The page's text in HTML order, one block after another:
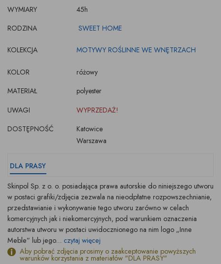
WYMIARY
45h
RODZINA
SWEET HOME
KOLEKCJA MOTYWY ROŚLINNE WE WNĘTRZACH
KOLOR
różowy
MATERIAŁ
polyester
UWAGI
WYPRZEDAŻ!
DOSTĘPNOŚĆ
Katowice
Warszawa
DLA PRASY
Skinpol Sp. z o. o. posiadająca prawa autorskie do niniejszego utworu
w postaci grafiki/zdjęcia zezwala na nieodpłatne rozpowszechnianie,
przedstawianie i wykonywanie tego utworu zarówno w celach
komercyjnych jak i niekomercyjnych, pod warunkiem oznaczenia
autorstwa utworu w postaci uwidocznionego na nim logo „Inne
Meble” lub jego... czytaj więcej
Aby pobrać zdjęcia prosimy o zaakceptowanie powyższych
warunków korzystania z materiałów "DLA PRASY"